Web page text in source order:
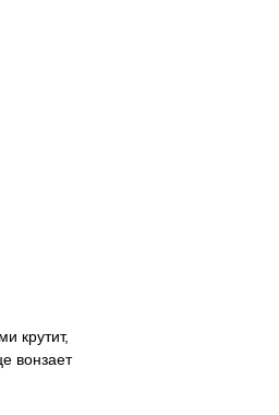
крутит,
вонзает